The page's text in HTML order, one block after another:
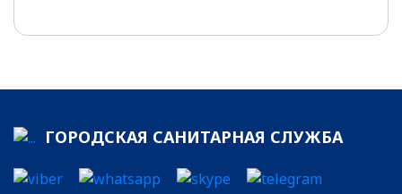
ГОРОДСКАЯ САНИТАРНАЯ СЛУЖБА